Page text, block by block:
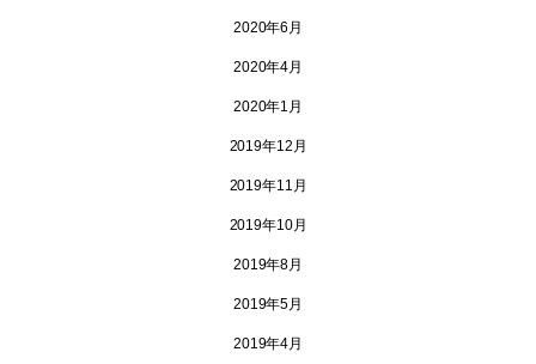
2020年6月
2020年4月
2020年1月
2019年12月
2019年11月
2019年10月
2019年8月
2019年5月
2019年4月